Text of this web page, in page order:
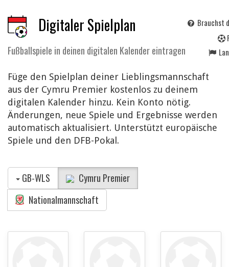
Digitaler Spielplan
Fußballspiele in deinen digitalen Kalender eintragen
Brauchst
Füge den Spielplan deiner Lieblingsmannschaft
aus der Cymru Premier kostenlos zu deinem
digitalen Kalender hinzu. Kein Konto nötig.
Änderungen, neue Spiele und Ergebnisse werden
automatisch aktualisiert. Unterstützt europäische
Spiele und den DFB-Pokal.
GB-WLS
Cymru Premier
Nationalmannschaft